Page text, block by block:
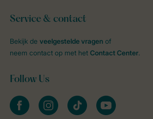
Service & contact
Bekijk de veelgestelde vragen of
neem contact op met het Contact Center.
Follow Us
facebookinstagramtiktok youtube